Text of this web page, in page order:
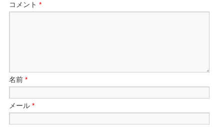
コメント*
名前*
メール*